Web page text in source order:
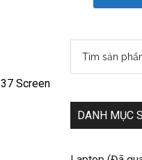
Screen
kiếm:
DANH MỤC